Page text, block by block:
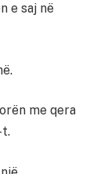
e saj në
me qera
t.